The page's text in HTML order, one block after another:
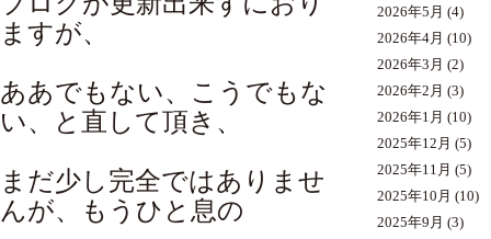
ますが、
ああでもない、こうでもな
い、と直して頂き、
まだ少し完全ではありませ
んが、もうひと息の
2026年5月 (4)
2026年4月 (10)
2026年3月 (2)
2026年2月 (3)
2026年1月 (10)
2025年12月 (5)
2025年11月 (5)
2025年10月 (10)
2025年9月 (3)